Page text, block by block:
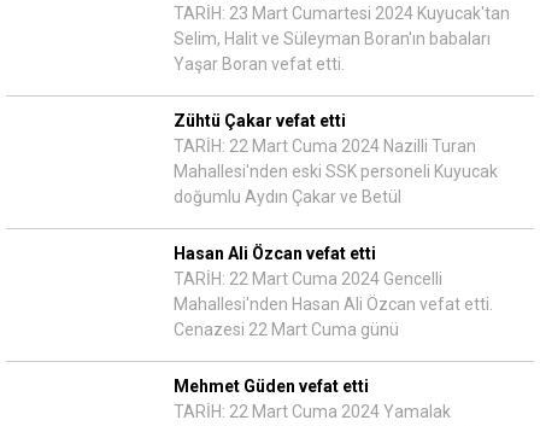
TARİH: 23 Mart Cumartesi 2024 Kuyucak'tan
Selim, Halit ve Süleyman Boran'ın babaları
Yaşar Boran vefat etti.
Zühtü Çakar vefat etti
TARİH: 22 Mart Cuma 2024 Nazilli Turan
Mahallesi'nden eski SSK personeli Kuyucak
doğumlu Aydın Çakar ve Betül
Hasan Ali Özcan vefat etti
TARİH: 22 Mart Cuma 2024 Gencelli
Mahallesi'nden Hasan Ali Özcan vefat etti.
Cenazesi 22 Mart Cuma günü
Mehmet Güden vefat etti
TARİH: 22 Mart Cuma 2024 Yamalak